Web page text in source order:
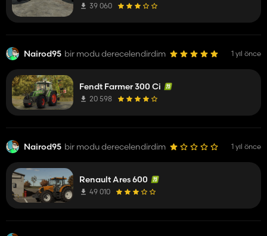
39 060
Nairod95 bir modu derecelendirdim 1 yıl önce
Fendt Farmer 300 Ci
20 598
Nairod95 bir modu derecelendirdim 1 yıl önce
Renault Ares 600
49 010